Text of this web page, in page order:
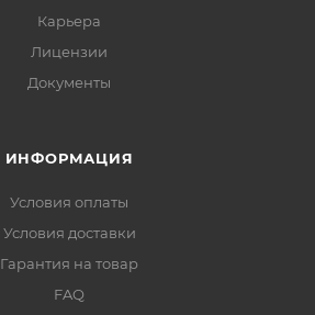
Карьера
Лицензии
Документы
ИНФОРМАЦИЯ
Условия оплаты
Условия доставки
Гарантия на товар
FAQ